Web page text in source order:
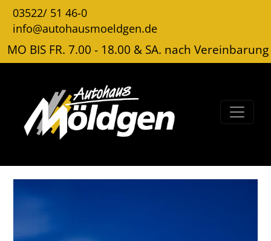
03522/ 51 46-0
info@autohausmoeldgen.de
MO BIS FR. 7.00 - 18.00 & SA. nach Vereinbarung